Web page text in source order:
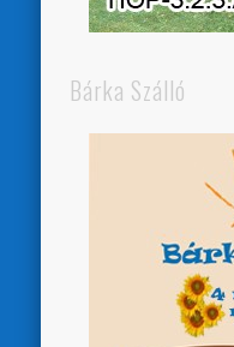
Bárka Szálló